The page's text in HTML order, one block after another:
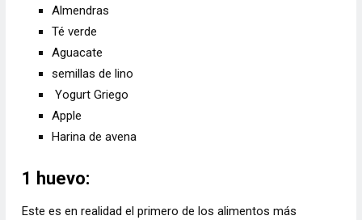
Almendras
Té verde
Aguacate
semillas de lino
Yogurt Griego
Apple
Harina de avena
1 huevo:
Este es en realidad el primero de los alimentos más